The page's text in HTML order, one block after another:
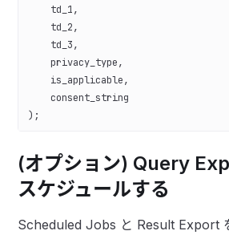
    td_1,
    td_2,
    td_3,
    privacy_type,
    is_applicable,
    consent_string
);
(オプション) Query
スケジュールする
Scheduled Jobs と Result Export